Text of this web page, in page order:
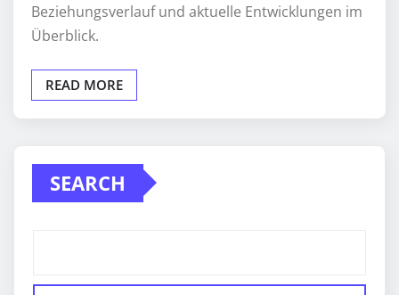
Beziehungsverlauf und aktuelle Entwicklungen im
Überblick.
READ MORE
SEARCH